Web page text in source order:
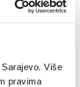
Više
pravima